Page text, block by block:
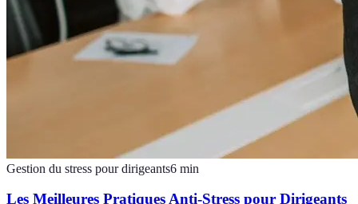
Gestion du stress pour dirigeants6 min
Les Meilleures Pratiques Anti-Stress pour Dirigeants